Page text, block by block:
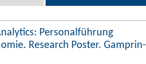
Personalführung
Research Poster. Gamprin-